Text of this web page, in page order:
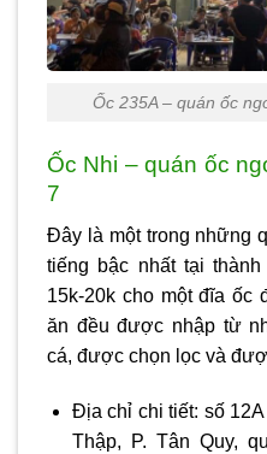
Ốc 235A – quán ốc
Ốc Nhi – quán ốc
7
Đây là một trong những
tiếng bậc nhất tại
15k-20k cho một đĩa ốc
ăn đều được nhập từ
cá, được chọn lọc và
Địa chỉ chi tiết: số
Thập, P. Tân Quy,